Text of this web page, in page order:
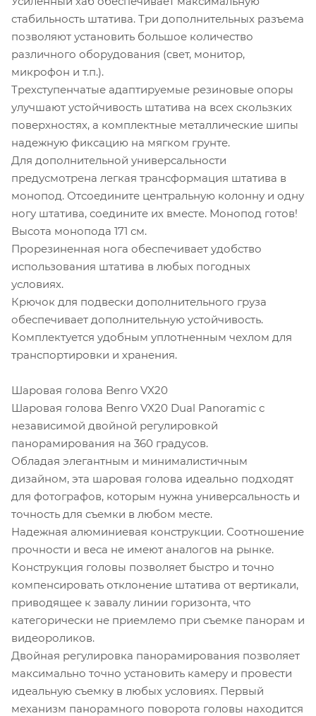
стабильность штатива. Три дополнительных разъема
позволяют установить большое количество
различного оборудования (свет, монитор,
микрофон и т.п.).
Трехступенчатые адаптируемые резиновые опоры
улучшают устойчивость штатива на всех скользких
поверхностях, а комплектные металлические шипы
надежную фиксацию на мягком грунте.
Для дополнительной универсальности
предусмотрена легкая трансформация штатива в
монопод. Отсоедините центральную колонну и одну
ногу штатива, соедините их вместе. Монопод готов!
Высота монопода 171 см.
Прорезиненная нога обеспечивает удобство
использования штатива в любых погодных
условиях.
Крючок для подвески дополнительного груза
обеспечивает дополнительную устойчивость.
Комплектуется удобным уплотненным чехлом для
транспортировки и хранения.
Шаровая голова Benro VX20
Шаровая голова Benro VX20 Dual Panoramic с
независимой двойной регулировкой
панорамирования на 360 градусов.
Обладая элегантным и минималистичным
дизайном, эта шаровая голова идеально подходят
для фотографов, которым нужна универсальность и
точность для съемки в любом месте.
Надежная алюминиевая конструкции. Соотношение
прочности и веса не имеют аналогов на рынке.
Конструкция головы позволяет быстро и точно
компенсировать отклонение штатива от вертикали,
приводящее к завалу линии горизонта, что
категорически не приемлемо при съемке панорам и
видеороликов.
Двойная регулировка панорамирования позволяет
максимально точно установить камеру и провести
идеальную съемку в любых условиях. Первый
механизм панорамного поворота головы находится